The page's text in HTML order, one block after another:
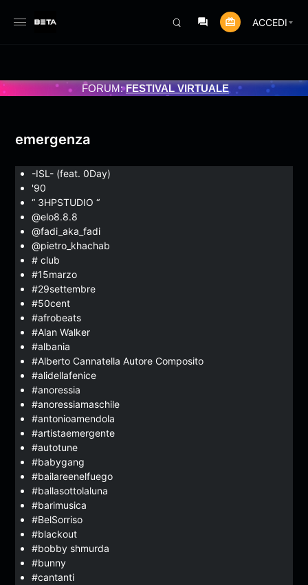
ACCEDI
FORUM:FESTIVAL VIRTUALE
emergenza
-ISL- (feat. 0Day)
'90
“ 3HPSTUDIO “
@elo8.8.8
@fadi_aka_fadi
@pietro_khachab
# club
#15marzo
#29settembre
#50cent
#afrobeats
#Alan Walker
#albania
#Alberto Cannatella Autore Composito
#alidellafenice
#anoressia
#anoressiamaschile
#antonioamendola
#artistaemergente
#autotune
#babygang
#bailareenelfuego
#ballasottolaluna
#barimusica
#BelSorriso
#blackout
#bobby shmurda
#bunny
#cantanti